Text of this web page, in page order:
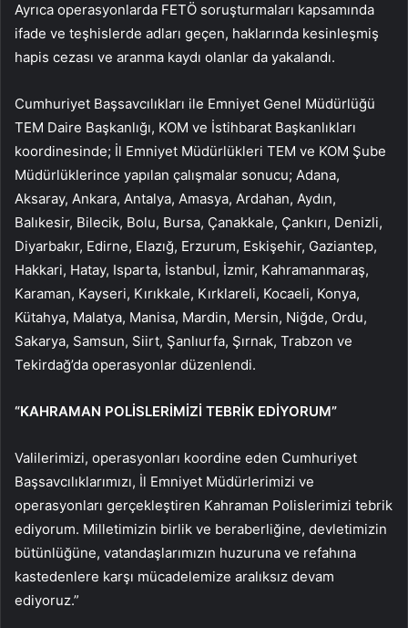
Ayrıca operasyonlarda FETÖ soruşturmaları kapsamında
ifade ve teşhislerde adları geçen, haklarında kesinleşmiş
hapis cezası ve aranma kaydı olanlar da yakalandı.
Cumhuriyet Başsavcılıkları ile Emniyet Genel Müdürlüğü
TEM Daire Başkanlığı, KOM ve İstihbarat Başkanlıkları
koordinesinde; İl Emniyet Müdürlükleri TEM ve KOM Şube
Müdürlüklerince yapılan çalışmalar sonucu; Adana,
Aksaray, Ankara, Antalya, Amasya, Ardahan, Aydın,
Balıkesir, Bilecik, Bolu, Bursa, Çanakkale, Çankırı, Denizli,
Diyarbakır, Edirne, Elazığ, Erzurum, Eskişehir, Gaziantep,
Hakkari, Hatay, Isparta, İstanbul, İzmir, Kahramanmaraş,
Karaman, Kayseri, Kırıkkale, Kırklareli, Kocaeli, Konya,
Kütahya, Malatya, Manisa, Mardin, Mersin, Niğde, Ordu,
Sakarya, Samsun, Siirt, Şanlıurfa, Şırnak, Trabzon ve
Tekirdağ’da operasyonlar düzenlendi.
“KAHRAMAN POLİSLERİMİZİ TEBRİK EDİYORUM”
Valilerimizi, operasyonları koordine eden Cumhuriyet
Başsavcılıklarımızı, İl Emniyet Müdürlerimizi ve
operasyonları gerçekleştiren Kahraman Polislerimizi tebrik
ediyorum. Milletimizin birlik ve beraberliğine, devletimizin
bütünlüğüne, vatandaşlarımızın huzuruna ve refahına
kastedenlere karşı mücadelemize aralıksız devam
ediyoruz.”